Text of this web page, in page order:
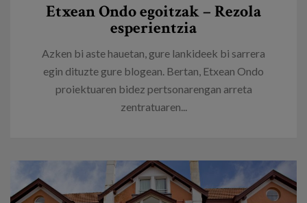
Etxean Ondo egoitzak – Rezola
esperientzia
Azken bi aste hauetan, gure lankideek bi sarrera
egin dituzte gure blogean. Bertan, Etxean Ondo
proiektuaren bidez pertsonarengan arreta
zentratuaren...